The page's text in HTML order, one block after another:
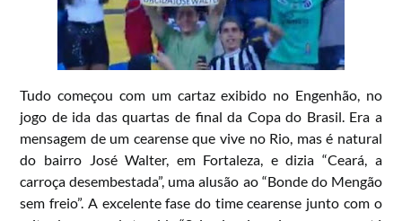
Tudo começou com um cartaz exibido no Engenhão, no
jogo de ida das quartas de final da Copa do Brasil. Era a
mensagem de um cearense que vive no Rio, mas é natural
do bairro José Walter, em Fortaleza, e dizia “Ceará, a
carroça desembestada”, uma alusão ao “Bonde do Mengão
sem freio”. A excelente fase do time cearense junto com o